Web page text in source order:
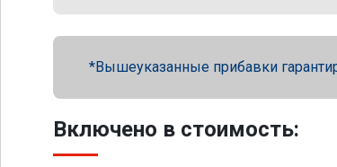
Вышеуказанные прибавки
Включено в стоимость: